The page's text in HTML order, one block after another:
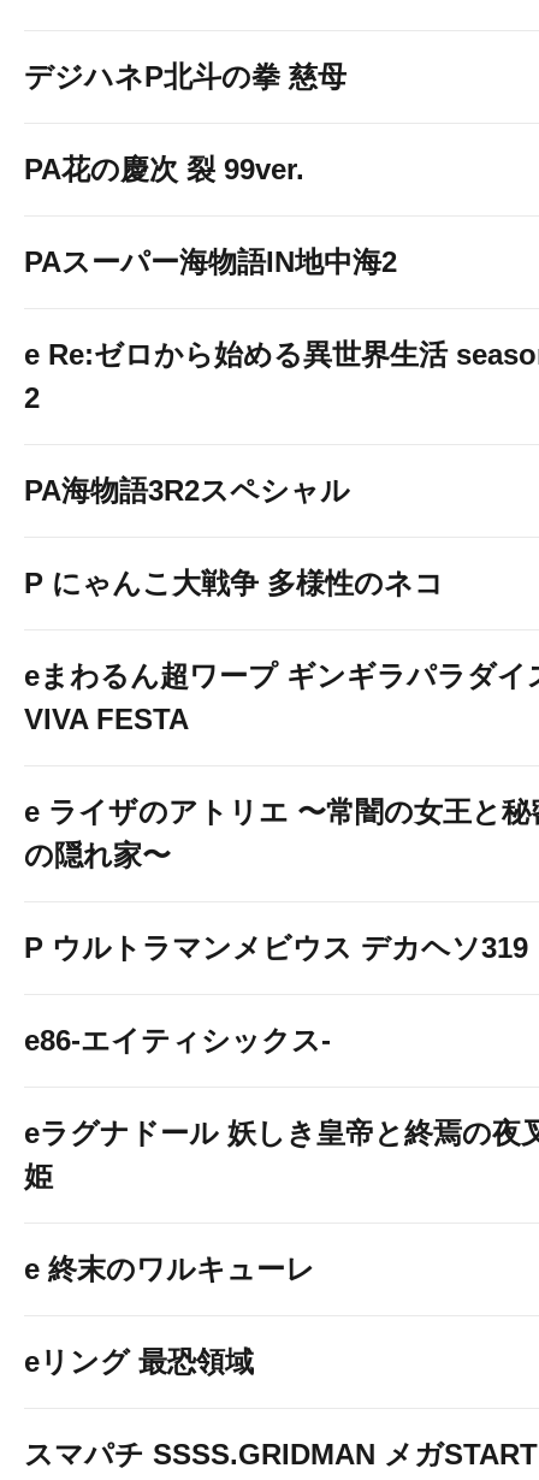
デジハネP北斗の拳 慈母
PA花の慶次 裂 99ver.
PAスーパー海物語IN地中海2
e Re:ゼロから始める異世界生活
2
PA海物語3R2スペシャル
P にゃんこ大戦争 多様性のネコ
eまわるん超ワープ ギンギラパラダイ
VIVA FESTA
e ライザのアトリエ 〜常闇の女王と秘
の隠れ家〜
P ウルトラマンメビウス デカヘソ319
e86-エイティシックス-
eラグナドール 妖しき皇帝と終焉の夜
姫
e 終末のワルキューレ
eリング 最恐領域
スマパチ SSSS.GRIDMAN メガ